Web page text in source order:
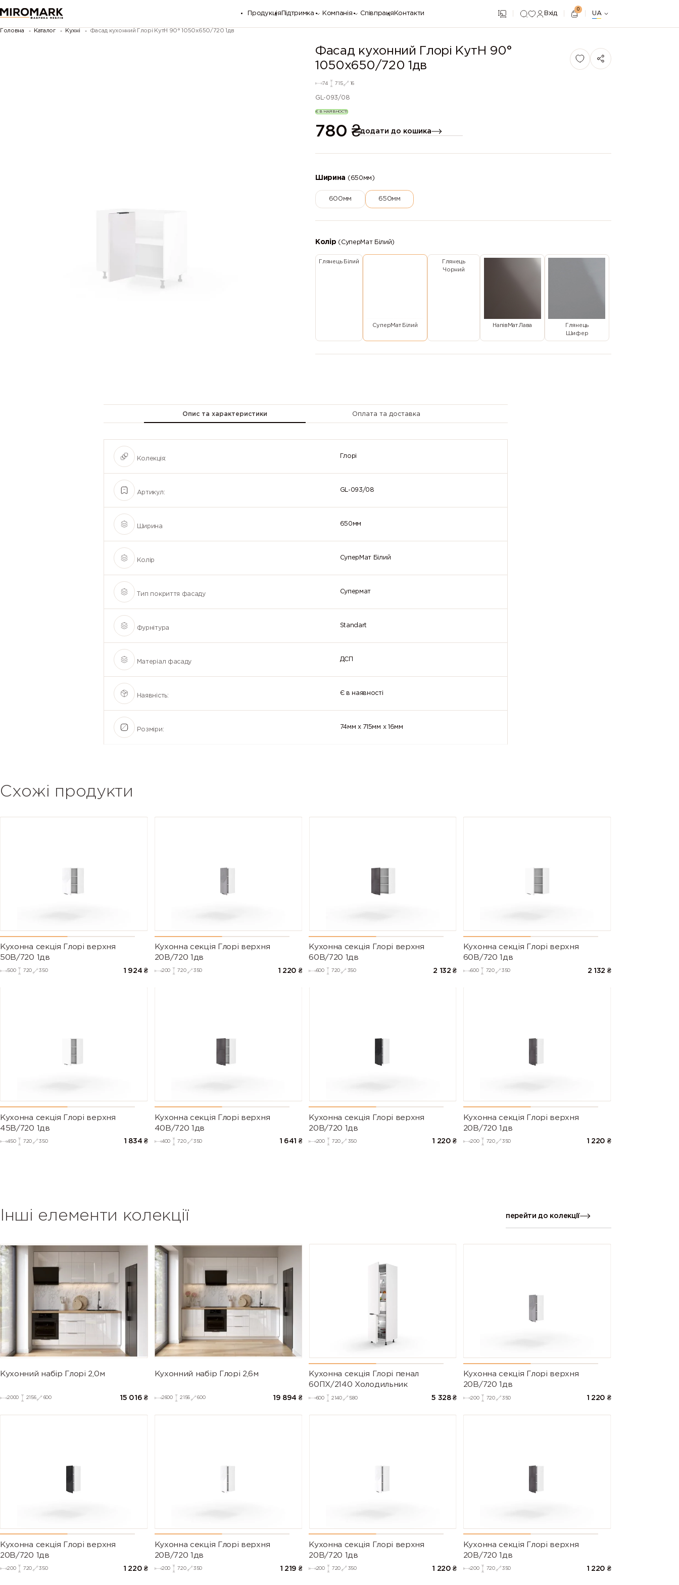
Продукція Підтримка Компанія Співпраця Контакти Вхід
0
UA
Головна Каталог Кухні Фасад кухонний Глорі КутН 90° 1050х650/720 1дв
Фасад кухонний Глорі КутН 90°
1050х650/720 1дв
74 715 16
GL-093/08
Є В НАЯВНОСТІ
780 ₴додати до кошика
Ширина (650мм)
600мм 650мм
Колір (СуперМат Білий)
Глянець Білий
СуперМат Білий
Глянець
Чорний
НапівМат Лава
Глянець
Шифер
Опис та характеристики Оплата та доставка
Колекція: Глорі
Артикул: GL-093/08
Ширина 650мм
Колір СуперМат Білий
Тип покриття фасаду Супермат
Фурнітура Standart
Матеріал фасаду ДСП
Наявність: Є в наявності
Розміри: 74мм x 715мм x 16мм
Схожі продукти
Кухонна секція Глорі верхня
50В/720 1дв
500 720 350 1 924 ₴
Кухонна секція Глорі верхня
20В/720 1дв
200 720 350 1 220 ₴
Кухонна секція Глорі верхня
60В/720 1дв
600 720 350 2 132 ₴
Кухонна секція Глорі верхня
60В/720 1дв
600 720 350 2 132 ₴
Кухонна секція Глорі верхня
45В/720 1дв
450 720 350 1 834 ₴
Кухонна секція Глорі верхня
40В/720 1дв
400 720 350 1 641 ₴
Кухонна секція Глорі верхня
20В/720 1дв
200 720 350 1 220 ₴
Кухонна секція Глорі верхня
20В/720 1дв
200 720 350 1 220 ₴
Інші елементи колекції перейти до колекції
Кухонний набір Глорі 2,0м
2000 2156 600 15 016 ₴
Кухонний набір Глорі 2,6м
2600 2156 600 19 894 ₴
Кухонна секція Глорі пенал
60ПХ/2140 Холодильник
600 2140 580 5 328 ₴
Кухонна секція Глорі верхня
20В/720 1дв
200 720 350 1 220 ₴
Кухонна секція Глорі верхня
20В/720 1дв
200 720 350 1 220 ₴
Кухонна секція Глорі верхня
20В/720 1дв
200 720 350 1 219 ₴
Кухонна секція Глорі верхня
20В/720 1дв
200 720 350 1 220 ₴
Кухонна секція Глорі верхня
20В/720 1дв
200 720 350 1 220 ₴